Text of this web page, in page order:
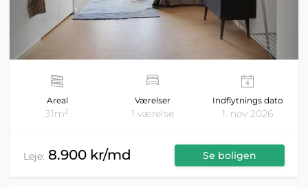
Areal
31m2
Værelser
1 værelse
Indflytnings dato
1. nov 2026
Leje: 8.900 kr/md Se boligen